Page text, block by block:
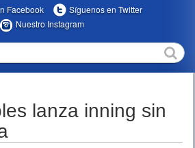
Facebook
Síguenos en Twitter
Nuestro Instagram
lanza inning sin